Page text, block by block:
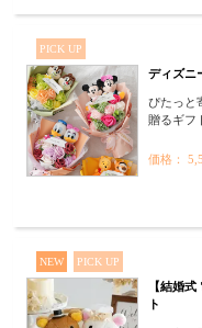
PICK UP
ディズニ
ぴたっと
贈るギフ
価格：
NEW PICK UP
【結婚
ト